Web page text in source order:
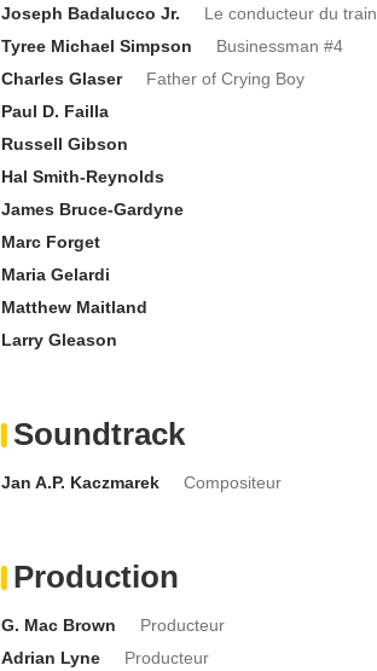
Joseph Badalucco Jr.
Le conducteur du train
Tyree Michael Simpson
Businessman #4
Charles Glaser
Father of Crying Boy
Paul D. Failla
Russell Gibson
Hal Smith-Reynolds
James Bruce-Gardyne
Marc Forget
Maria Gelardi
Matthew Maitland
Larry Gleason
Soundtrack
Jan A.P. Kaczmarek Compositeur
Production
G. Mac Brown
Producteur
Adrian Lyne
Producteur